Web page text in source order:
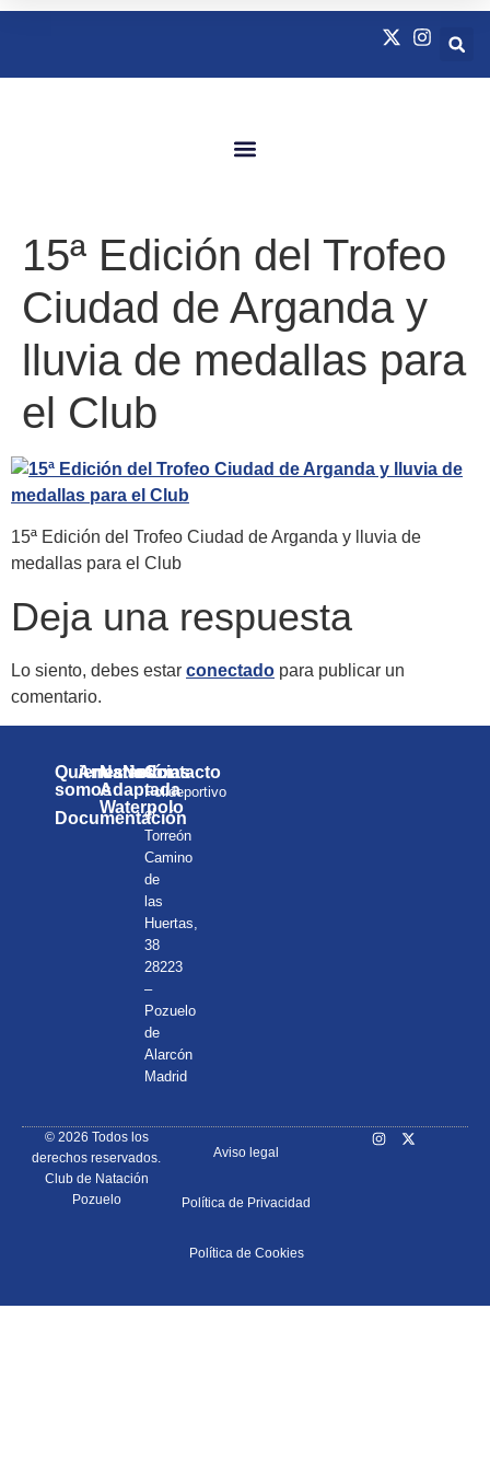
15ª Edición del Trofeo
Ciudad de Arganda y
lluvia de medallas para
el Club
15ª Edición del Trofeo Ciudad de Arganda y lluvia de
medallas para el Club
Deja una respuesta
Lo siento, debes estar conectado para publicar un
comentario.
Quienes
somos
Documentación
Anuarios
Natación
Adaptada
Waterpolo
Noticias
Contacto
Polideportivo
el
Torreón
Camino
de
las
Huertas,
38
28223
–
Pozuelo
de
Alarcón
Madrid
© 2026 Todos los
derechos reservados.
Club de Natación
Pozuelo
Aviso legal
Política de Privacidad
Política de Cookies